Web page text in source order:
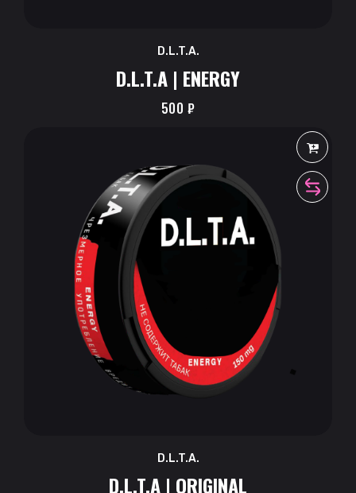
D.L.T.A.
D.L.T.A | ENERGY
500 ₽
D.L.T.A.
D.L.T.A | ORIGINAL